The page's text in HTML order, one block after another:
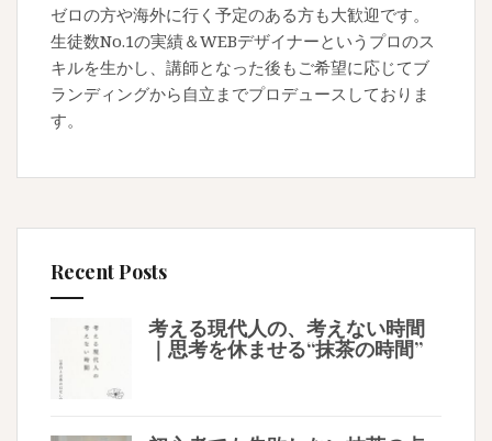
ゼロの方や海外に行く予定のある方も大歓迎です。
生徒数No.1の実績＆WEBデザイナーというプロのス
キルを生かし、講師となった後もご希望に応じてブ
ランディングから自立までプロデュースしておりま
す。
Recent Posts
考える現代人の、考えない時間
｜思考を休ませる“抹茶の時間”